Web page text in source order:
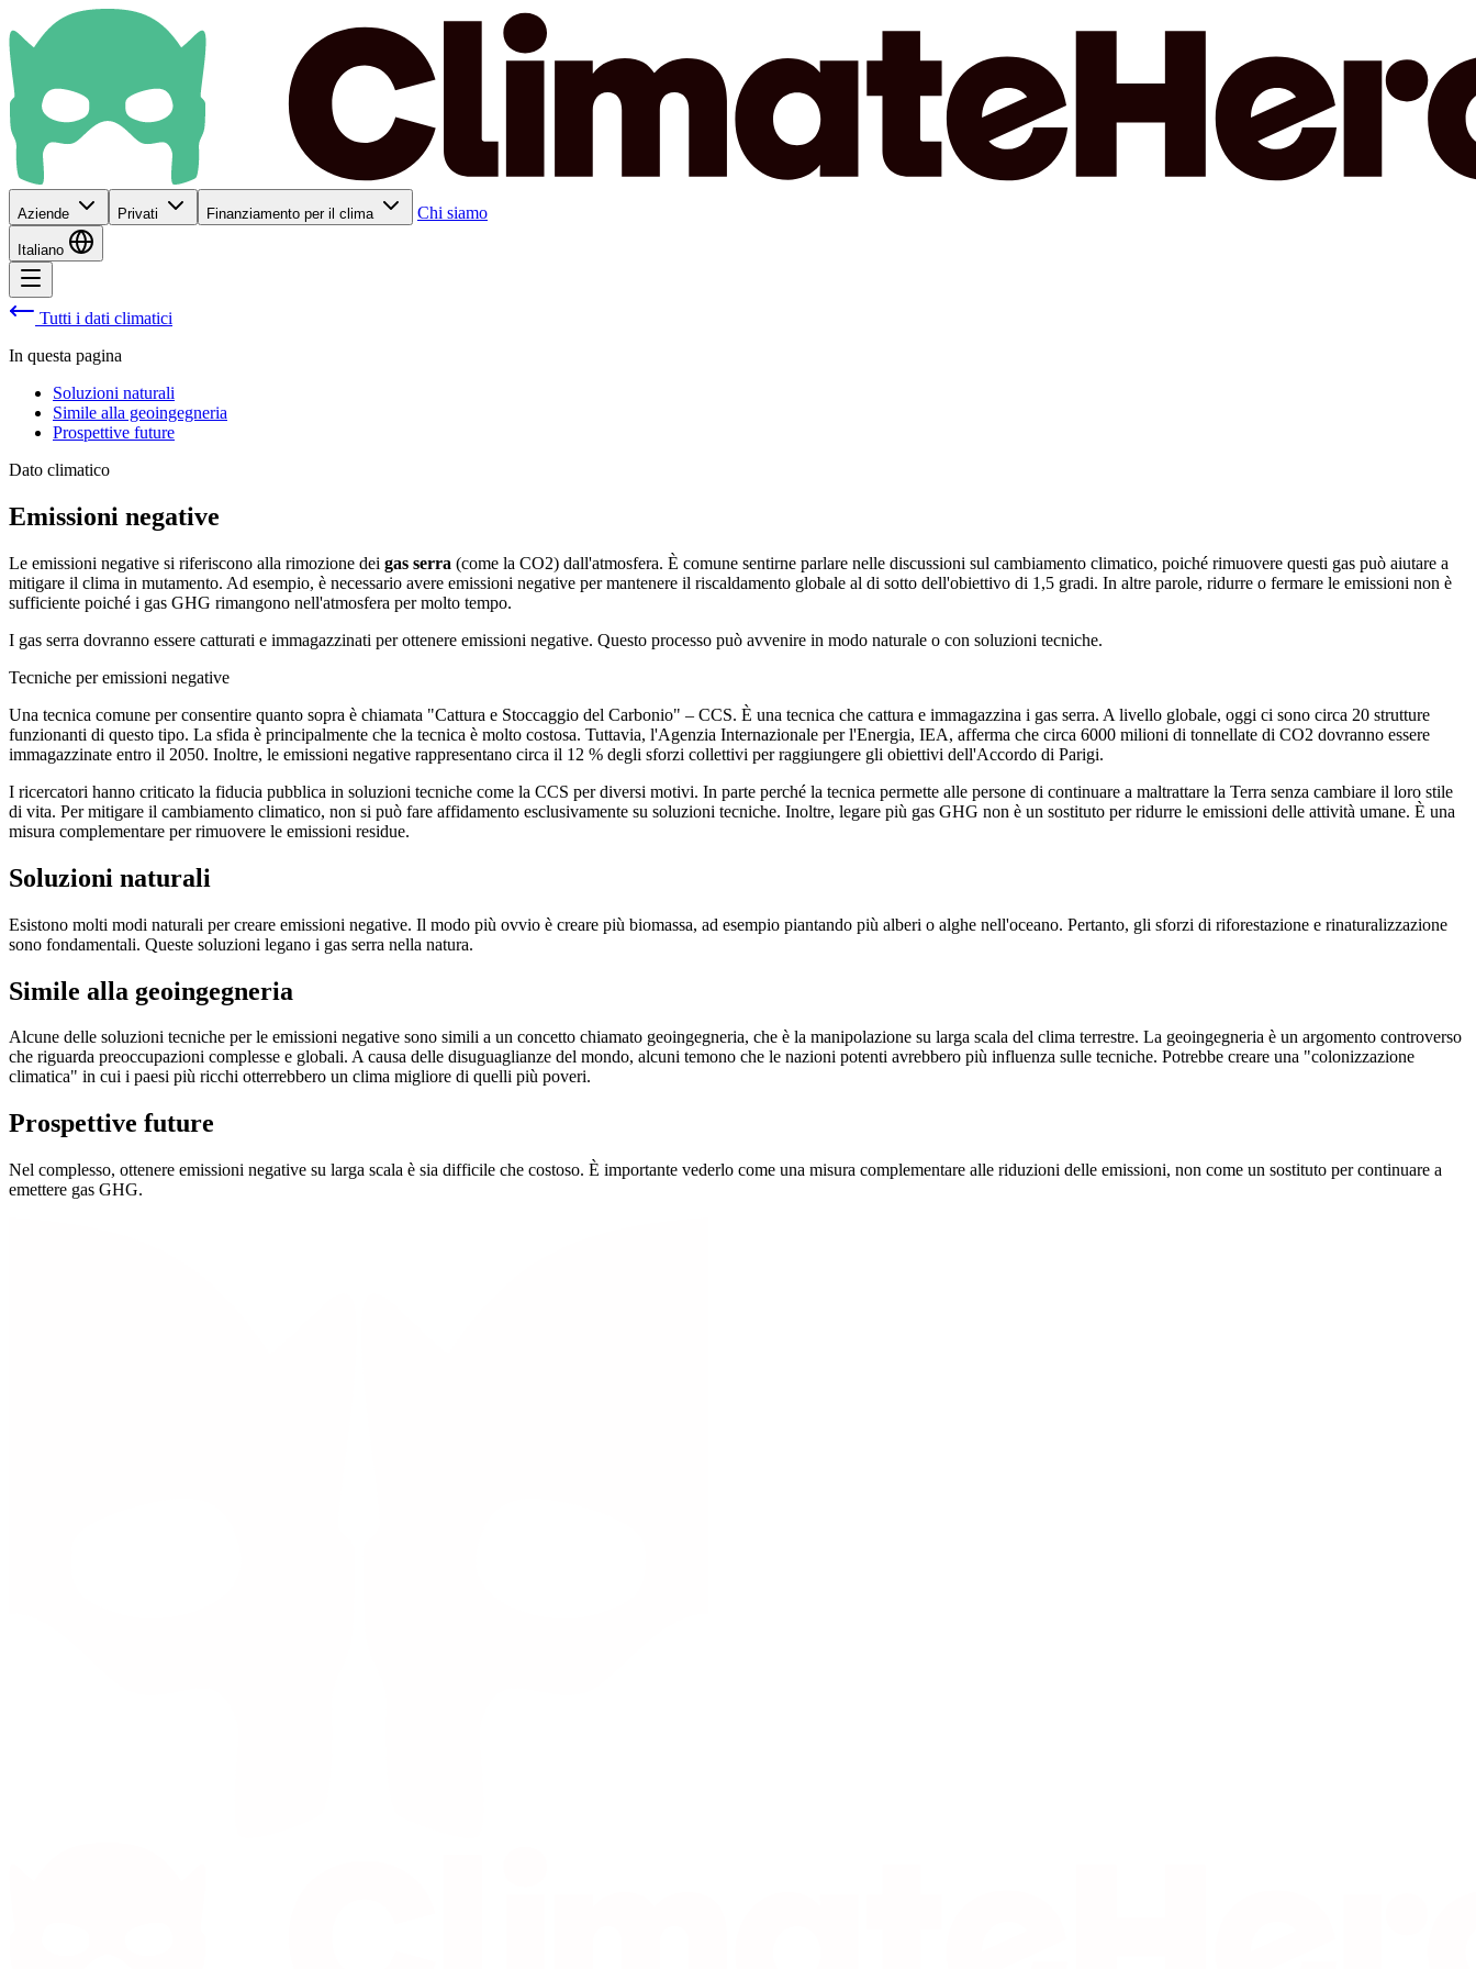
Aziende Privati Finanziamento per il clima Chi siamo
Italiano
Tutti i dati climatici
In questa pagina
Soluzioni naturali
Simile alla geoingegneria
Prospettive future
Dato climatico
Emissioni negative
Le emissioni negative si riferiscono alla rimozione dei gas serra (come la CO2) dall'atmosfera. È comune sentirne parlare nelle discussioni sul cambiamento climatico, poiché rimuovere questi gas può aiutare a
mitigare il clima in mutamento. Ad esempio, è necessario avere emissioni negative per mantenere il riscaldamento globale al di sotto dell'obiettivo di 1,5 gradi. In altre parole, ridurre o fermare le emissioni non è
sufficiente poiché i gas GHG rimangono nell'atmosfera per molto tempo.
I gas serra dovranno essere catturati e immagazzinati per ottenere emissioni negative. Questo processo può avvenire in modo naturale o con soluzioni tecniche.
Tecniche per emissioni negative
Una tecnica comune per consentire quanto sopra è chiamata "Cattura e Stoccaggio del Carbonio" – CCS. È una tecnica che cattura e immagazzina i gas serra. A livello globale, oggi ci sono circa 20 strutture
funzionanti di questo tipo. La sfida è principalmente che la tecnica è molto costosa. Tuttavia, l'Agenzia Internazionale per l'Energia, IEA, afferma che circa 6000 milioni di tonnellate di CO2 dovranno essere
immagazzinate entro il 2050. Inoltre, le emissioni negative rappresentano circa il 12 % degli sforzi collettivi per raggiungere gli obiettivi dell'Accordo di Parigi.
I ricercatori hanno criticato la fiducia pubblica in soluzioni tecniche come la CCS per diversi motivi. In parte perché la tecnica permette alle persone di continuare a maltrattare la Terra senza cambiare il loro stile
di vita. Per mitigare il cambiamento climatico, non si può fare affidamento esclusivamente su soluzioni tecniche. Inoltre, legare più gas GHG non è un sostituto per ridurre le emissioni delle attività umane. È una
misura complementare per rimuovere le emissioni residue.
Soluzioni naturali
Esistono molti modi naturali per creare emissioni negative. Il modo più ovvio è creare più biomassa, ad esempio piantando più alberi o alghe nell'oceano. Pertanto, gli sforzi di riforestazione e rinaturalizzazione
sono fondamentali. Queste soluzioni legano i gas serra nella natura.
Simile alla geoingegneria
Alcune delle soluzioni tecniche per le emissioni negative sono simili a un concetto chiamato geoingegneria, che è la manipolazione su larga scala del clima terrestre. La geoingegneria è un argomento controverso
che riguarda preoccupazioni complesse e globali. A causa delle disuguaglianze del mondo, alcuni temono che le nazioni potenti avrebbero più influenza sulle tecniche. Potrebbe creare una "colonizzazione
climatica" in cui i paesi più ricchi otterrebbero un clima migliore di quelli più poveri.
Prospettive future
Nel complesso, ottenere emissioni negative su larga scala è sia difficile che costoso. È importante vederlo come una misura complementare alle riduzioni delle emissioni, non come un sostituto per continuare a
emettere gas GHG.